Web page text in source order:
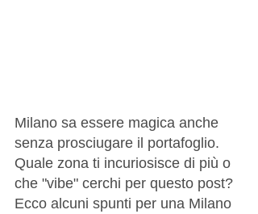
Milano sa essere magica anche
senza prosciugare il portafoglio.
Quale zona ti incuriosisce di più o
che "vibe" cerchi per questo post?
Ecco alcuni spunti per una Milano